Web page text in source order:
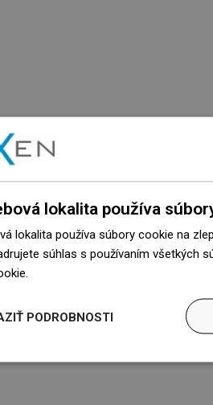
lokalita používa
lokalita používa súbory cookie na
súhlas s používaním všetkých
PODROBNOSTI